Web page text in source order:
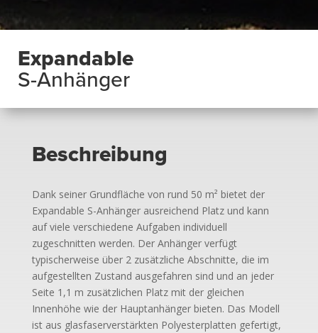
Expandable
S-Anhänger
Beschreibung
Dank seiner Grundfläche von rund 50 m² bietet der
Expandable S-Anhänger ausreichend Platz und kann
auf viele verschiedene Aufgaben individuell
zugeschnitten werden. Der Anhänger verfügt
typischerweise über 2 zusätzliche Abschnitte, die im
aufgestellten Zustand ausgefahren sind und an jeder
Seite 1,1 m zusätzlichen Platz mit der gleichen
Innenhöhe wie der Hauptanhänger bieten. Das Modell
ist aus glasfaserverstärkten Polyesterplatten gefertigt,